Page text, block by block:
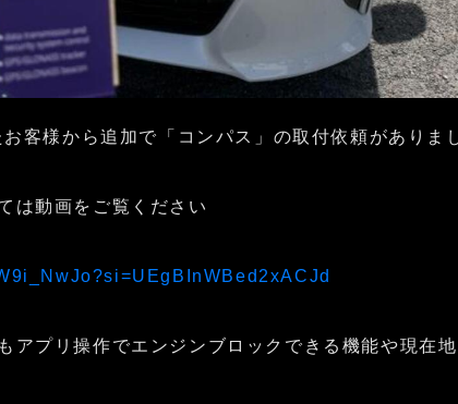
客様から追加で「コンパス」の取付依頼がありま
は動画をご覧ください
アプリ操作でエンジンブロックできる機能や現在